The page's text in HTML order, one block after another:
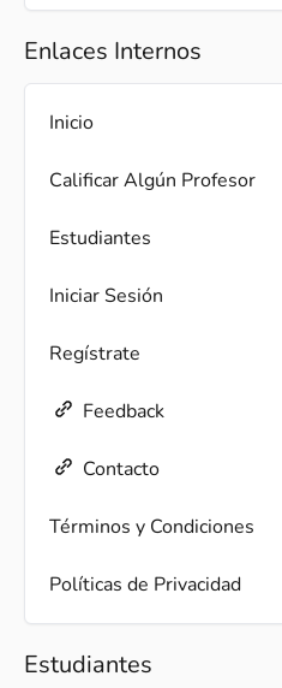
Enlaces Internos
Inicio
Calificar Algún Profesor
Estudiantes
Iniciar Sesión
Regístrate
Feedback
Contacto
Términos y Condiciones
Políticas de Privacidad
Estudiantes